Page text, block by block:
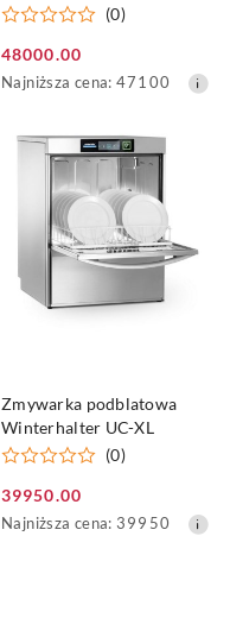
Winterhalter GS 630
(0)
Cena
promocyjna:
48000.00
Najniższa
30
obniżką
Najniższa cena: 47100
Zmywarka podblatowa
Winterhalter UC-XL
(0)
Cena
promocyjna:
39950.00
Najniższa
Najniższa cena: 39950